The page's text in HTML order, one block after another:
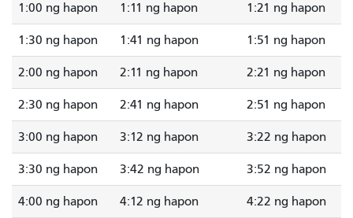
1:00 ng hapon 1:11 ng hapon 1:21 ng hapon
1:30 ng hapon 1:41 ng hapon 1:51 ng hapon
2:00 ng hapon 2:11 ng hapon 2:21 ng hapon
2:30 ng hapon 2:41 ng hapon 2:51 ng hapon
3:00 ng hapon 3:12 ng hapon 3:22 ng hapon
3:30 ng hapon 3:42 ng hapon 3:52 ng hapon
4:00 ng hapon 4:12 ng hapon 4:22 ng hapon